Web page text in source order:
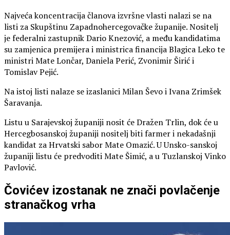
Najveća koncentracija članova izvršne vlasti nalazi se na
listi za Skupštinu Zapadnohercegovačke županije. Nositelj
je federalni zastupnik Dario Knezović, a među kandidatima
su zamjenica premijera i ministrica financija Blagica Leko te
ministri Mate Lončar, Daniela Perić, Zvonimir Širić i
Tomislav Pejić.
Na istoj listi nalaze se izaslanici Milan Ševo i Ivana Zrimšek
Šaravanja.
Listu u Sarajevskoj županiji nosit će Dražen Trlin, dok će u
Hercegbosanskoj županiji nositelj biti farmer i nekadašnji
kandidat za Hrvatski sabor Mate Omazić. U Unsko-sanskoj
županiji listu će predvoditi Mate Šimić, a u Tuzlanskoj Vinko
Pavlović.
Čovićev izostanak ne znači povlačenje
stranačkog vrha